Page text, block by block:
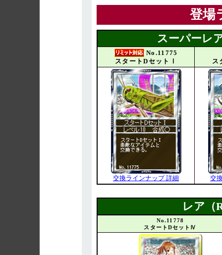
登場
スーパーレ
No.11775
スタートDセットⅠ
ス
交換ラインナップ 詳細 交
レア（
No.11778
スタートDセットⅣ